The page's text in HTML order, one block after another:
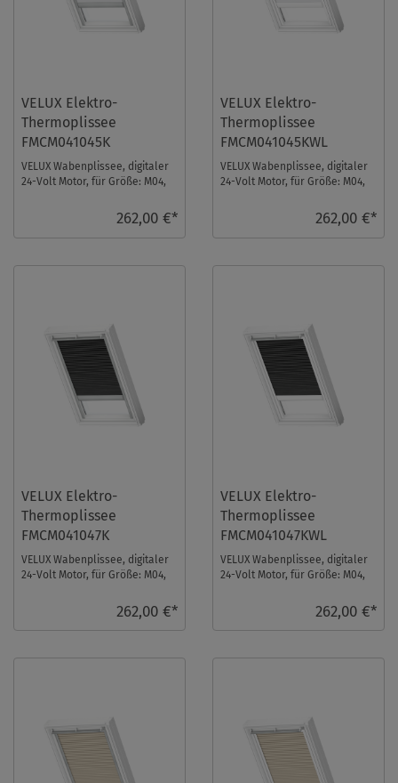
VELUX Elektro-
Thermoplissee
FMCM041045K
VELUX Wabenplissee, digitaler
24-Volt Motor, für Größe: M04,
262,00 €*
VELUX Elektro-
Thermoplissee
FMCM041045KWL
VELUX Wabenplissee, digitaler
24-Volt Motor, für Größe: M04,
262,00 €*
VELUX Elektro-
Thermoplissee
FMCM041047K
VELUX Wabenplissee, digitaler
24-Volt Motor, für Größe: M04,
262,00 €*
VELUX Elektro-
Thermoplissee
FMCM041047KWL
VELUX Wabenplissee, digitaler
24-Volt Motor, für Größe: M04,
262,00 €*